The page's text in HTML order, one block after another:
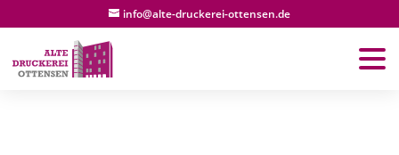
info@alte-druckerei-ottensen.de